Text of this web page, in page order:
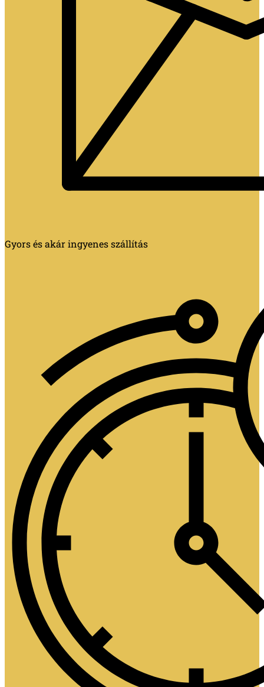
Gyors és akár ingyenes szállítás